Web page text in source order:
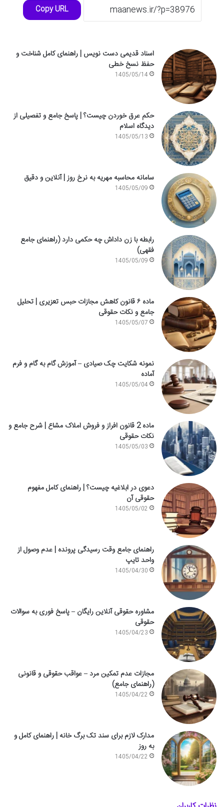
Copy URL
اسناد قدیمی دست نویس | راهنمای کامل شناخت و
حفظ نسخ خطی
1405/05/14
حکم عرق خوردن چیست؟ | پاسخ جامع و تفصیلی از
دیدگاه اسلام
1405/05/13
سامانه محاسبه مهریه به نرخ روز | آنلاین و دقیق
1405/05/09
رابطه با زن داداش چه حکمی دارد (راهنمای جامع
فقهی)
1405/05/09
ماده ۶ قانون کاهش مجازات حبس تعزیری | تحلیل
جامع و نکات حقوقی
1405/05/07
نمونه شکایت چک صیادی – آموزش گام به گام و فرم
آماده
1405/05/04
ماده 2 قانون افراز و فروش املاک مشاع | شرح جامع و
نکات حقوقی
1405/05/03
دعوی در ابلاغیه چیست؟ | راهنمای کامل مفهوم
حقوقی آن
1405/05/02
راهنمای جامع وقت رسیدگی پرونده | عدم وصول از
واحد تایپ
1405/04/30
مشاوره حقوقی آنلاین رایگان – پاسخ فوری به سوالات
حقوقی
1405/04/23
مجازات عدم تمکین مرد – عواقب حقوقی و قانونی
(راهنمای جامع)
1405/04/22
مدارک لازم برای سند تک برگ خانه | راهنمای کامل و
به روز
1405/04/22